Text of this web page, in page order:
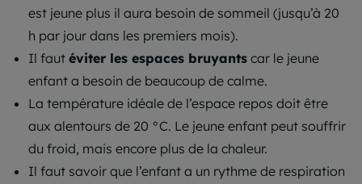
est jeune plus il aura besoin de sommeil (jusqu’à 20
h par jour dans les premiers mois).
Il faut éviter les espaces bruyants car le jeune
enfant a besoin de beaucoup de calme.
La température idéale de l’espace repos doit être
aux alentours de 20 °C. Le jeune enfant peut souffrir
du froid, mais encore plus de la chaleur.
Il faut savoir que l’enfant a un rythme de respiration